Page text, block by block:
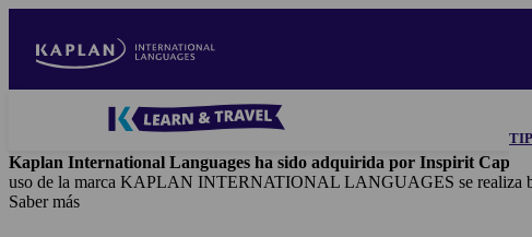
main
Blog
Main
navigation
Kaplan International Languages ha sido adquirida por Inspirit Capital.
uso de la marca KAPLAN INTERNATIONAL LANGUAGES se realiza
Saber más